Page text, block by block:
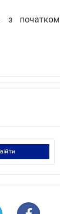
з початком
увійти